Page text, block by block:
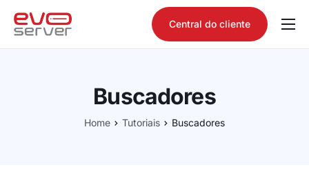
Quem somos
Consultar domínio
Central do cliente
Buscadores
Home Tutoriais Buscadores